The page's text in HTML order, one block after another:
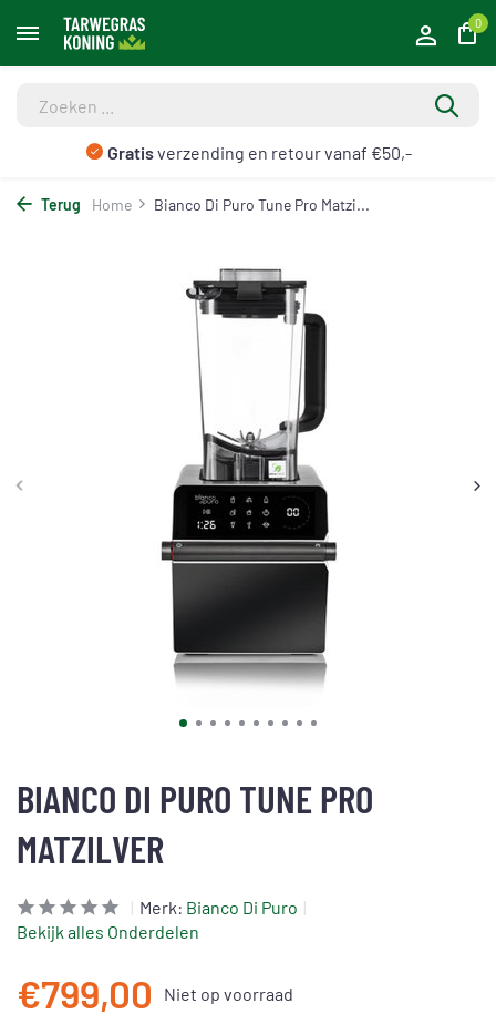
0
Gratisverzending en retour vanaf €50,-
Terug Home Bianco Di Puro Tune Pro Matzi...
BIANCO DI PURO TUNE PRO
MATZILVER
Merk: Bianco Di Puro
Bekijk alles Onderdelen
€799,00 Niet op voorraad